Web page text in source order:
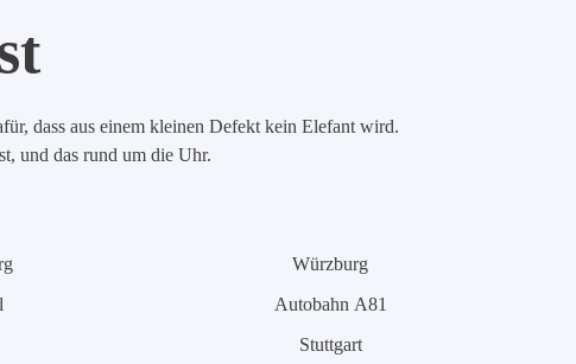
dass aus einem kleinen Defekt kein Elefant wird.
und das rund um die Uhr.
Würzburg
Autobahn A81
Stuttgart